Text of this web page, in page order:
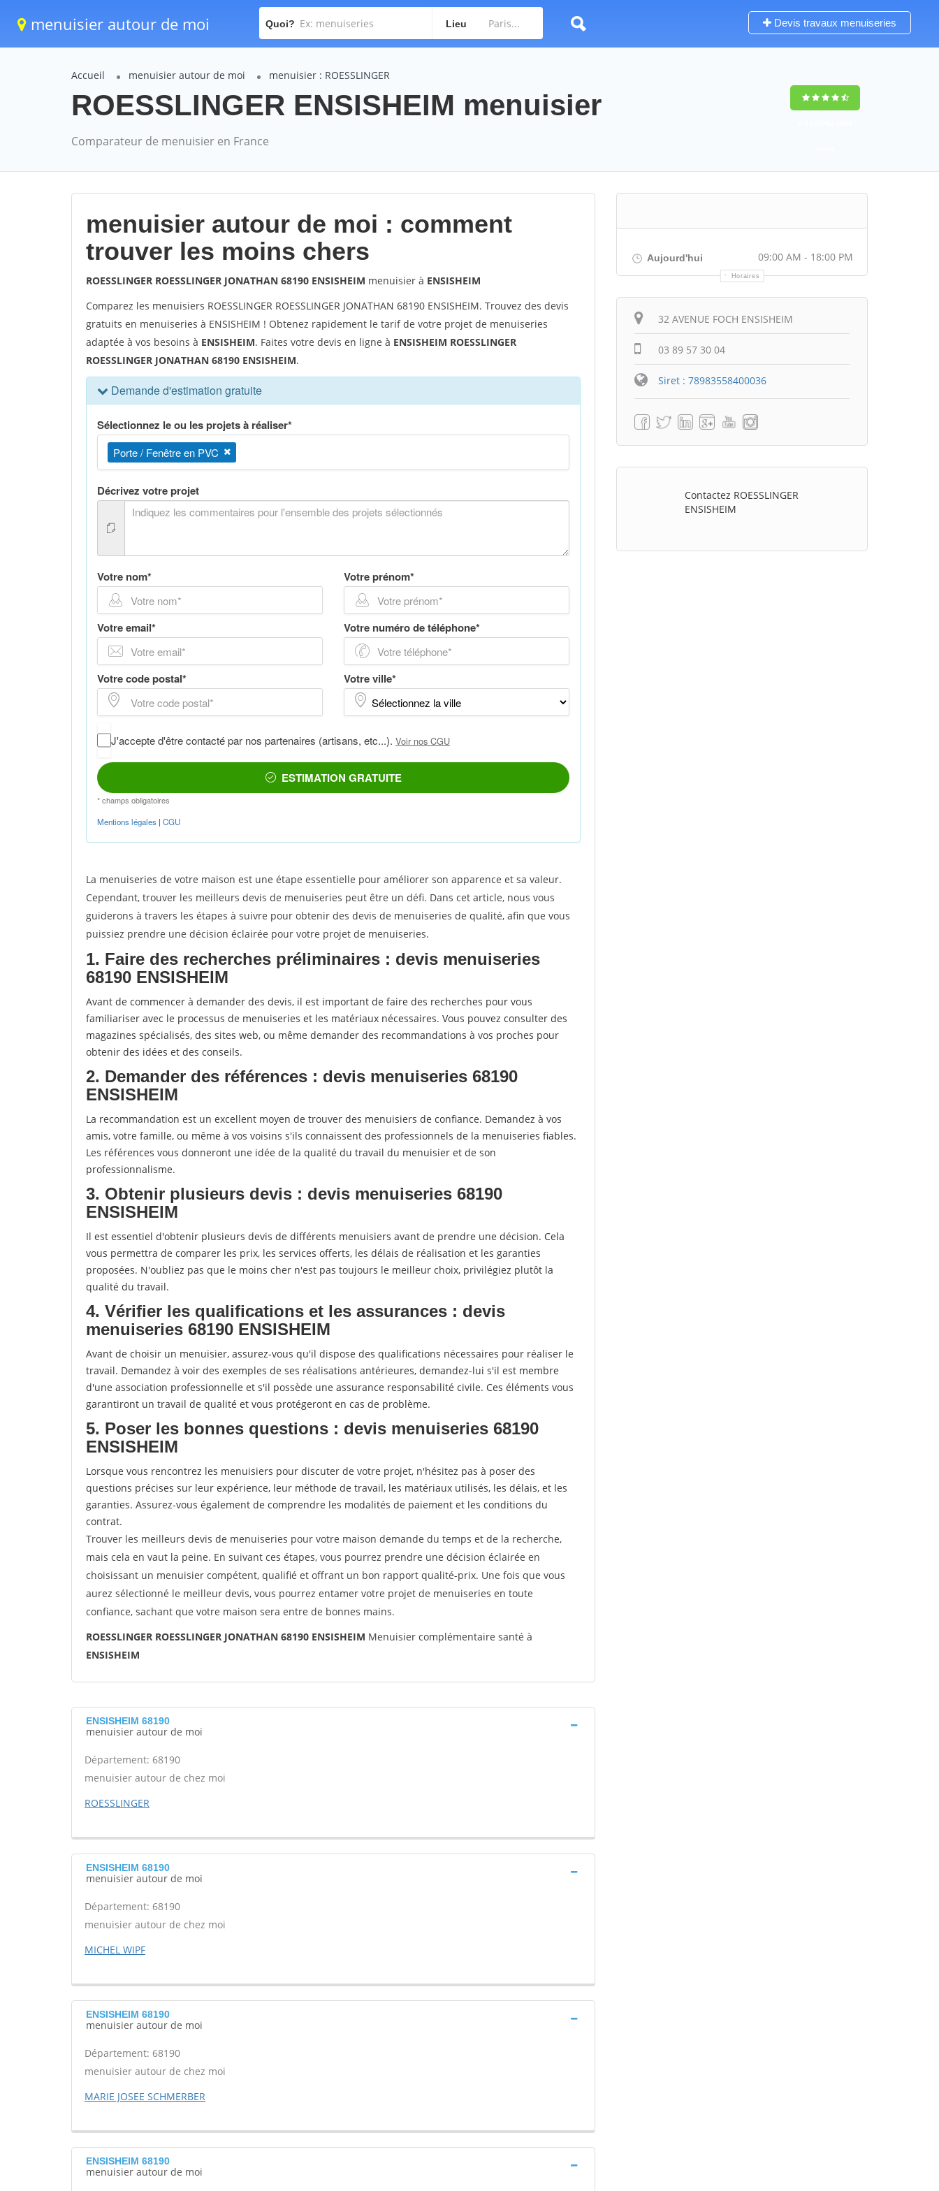
menuisier autour de moi Quoi? Lieu Devis travaux menuiseries
Accueil menuisier autour de moi menuisier : ROESSLINGER
ROESSLINGER ENSISHEIM menuisier
Comparateur de menuisier en France
menuisier autour de moi : comment
trouver les moins chers
ROESSLINGER ROESSLINGER JONATHAN 68190 ENSISHEIM menuisier à ENSISHEIM
Comparez les menuisiers ROESSLINGER ROESSLINGER JONATHAN 68190 ENSISHEIM. Trouvez des devis
gratuits en menuiseries à ENSISHEIM ! Obtenez rapidement le tarif de votre projet de menuiseries
adaptée à vos besoins à ENSISHEIM. Faites votre devis en ligne à ENSISHEIM ROESSLINGER
ROESSLINGER JONATHAN 68190 ENSISHEIM.
La menuiseries de votre maison est une étape essentielle pour améliorer son apparence et sa valeur.
Cependant, trouver les meilleurs devis de menuiseries peut être un défi. Dans cet article, nous vous
guiderons à travers les étapes à suivre pour obtenir des devis de menuiseries de qualité, afin que vous
puissiez prendre une décision éclairée pour votre projet de menuiseries.
1. Faire des recherches préliminaires : devis menuiseries
68190 ENSISHEIM
Avant de commencer à demander des devis, il est important de faire des recherches pour vous
familiariser avec le processus de menuiseries et les matériaux nécessaires. Vous pouvez consulter des
magazines spécialisés, des sites web, ou même demander des recommandations à vos proches pour
obtenir des idées et des conseils.
2. Demander des références : devis menuiseries 68190
ENSISHEIM
La recommandation est un excellent moyen de trouver des menuisiers de confiance. Demandez à vos
amis, votre famille, ou même à vos voisins s'ils connaissent des professionnels de la menuiseries fiables.
Les références vous donneront une idée de la qualité du travail du menuisier et de son
professionnalisme.
3. Obtenir plusieurs devis : devis menuiseries 68190
ENSISHEIM
Il est essentiel d'obtenir plusieurs devis de différents menuisiers avant de prendre une décision. Cela
vous permettra de comparer les prix, les services offerts, les délais de réalisation et les garanties
proposées. N'oubliez pas que le moins cher n'est pas toujours le meilleur choix, privilégiez plutôt la
qualité du travail.
4. Vérifier les qualifications et les assurances : devis
menuiseries 68190 ENSISHEIM
Avant de choisir un menuisier, assurez-vous qu'il dispose des qualifications nécessaires pour réaliser le
travail. Demandez à voir des exemples de ses réalisations antérieures, demandez-lui s'il est membre
d'une association professionnelle et s'il possède une assurance responsabilité civile. Ces éléments vous
garantiront un travail de qualité et vous protégeront en cas de problème.
5. Poser les bonnes questions : devis menuiseries 68190
ENSISHEIM
Lorsque vous rencontrez les menuisiers pour discuter de votre projet, n'hésitez pas à poser des
questions précises sur leur expérience, leur méthode de travail, les matériaux utilisés, les délais, et les
garanties. Assurez-vous également de comprendre les modalités de paiement et les conditions du
contrat.
Trouver les meilleurs devis de menuiseries pour votre maison demande du temps et de la recherche,
mais cela en vaut la peine. En suivant ces étapes, vous pourrez prendre une décision éclairée en
choisissant un menuisier compétent, qualifié et offrant un bon rapport qualité-prix. Une fois que vous
aurez sélectionné le meilleur devis, vous pourrez entamer votre projet de menuiseries en toute
confiance, sachant que votre maison sera entre de bonnes mains.
ROESSLINGER ROESSLINGER JONATHAN 68190 ENSISHEIM Menuisier complémentaire santé à
ENSISHEIM
ENSISHEIM 68190
menuisier autour de moi
Département: 68190
menuisier autour de chez moi
ROESSLINGER
ENSISHEIM 68190
menuisier autour de moi
Département: 68190
menuisier autour de chez moi
MICHEL WIPF
ENSISHEIM 68190
menuisier autour de moi
Département: 68190
menuisier autour de chez moi
MARIE JOSEE SCHMERBER
ENSISHEIM 68190
menuisier autour de moi
Aujourd'hui 09:00 AM - 18:00 PM
Horaires
32 AVENUE FOCH ENSISHEIM
03 89 57 30 04
Siret : 78983558400036
Contactez ROESSLINGER
ENSISHEIM